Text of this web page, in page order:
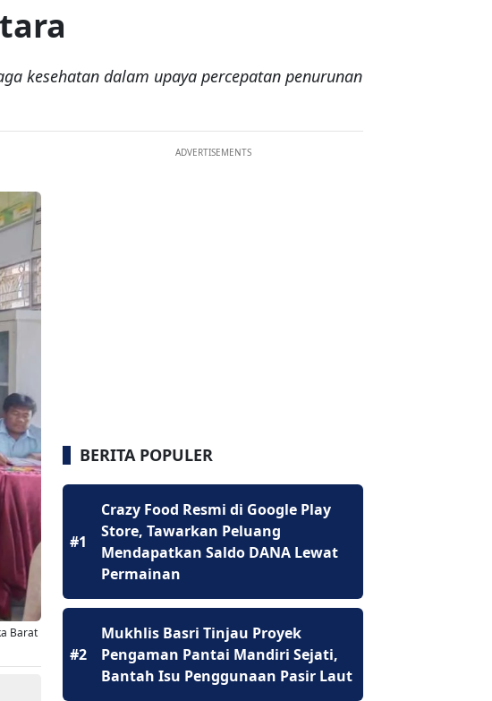
kesehatan dalam upaya percepatan penurunan
Barat
ADVERTISEMENTS
BERITA POPULER
#1
Crazy Food Resmi di Google Play
Store, Tawarkan Peluang
Mendapatkan Saldo DANA Lewat
Permainan
#2
Mukhlis Basri Tinjau Proyek
Pengaman Pantai Mandiri Sejati,
Bantah Isu Penggunaan Pasir Laut